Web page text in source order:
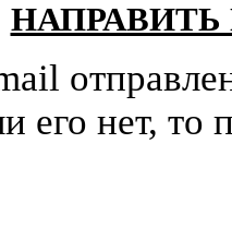
его нет,